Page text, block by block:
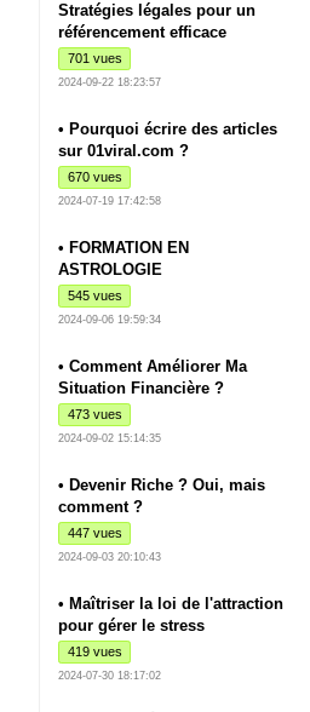
Stratégies légales pour un
référencement efficace
701 vues
2024-09-22 18:23:57
• Pourquoi écrire des articles
sur 01viral.com ?
670 vues
2024-07-19 17:42:58
• FORMATION EN
ASTROLOGIE
545 vues
2024-09-06 19:59:34
• Comment Améliorer Ma
Situation Financière ?
473 vues
2024-09-02 15:14:35
• Devenir Riche ? Oui, mais
comment ?
447 vues
2024-09-03 20:10:43
• Maîtriser la loi de l'attraction
pour gérer le stress
419 vues
2024-07-30 18:17:02